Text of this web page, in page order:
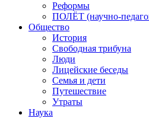
Реформы
ПОЛЁТ (научно-
Общество
История
Свободная трибуна
Люди
Лицейские беседы
Семья и дети
Путешествие
Утраты
Наука